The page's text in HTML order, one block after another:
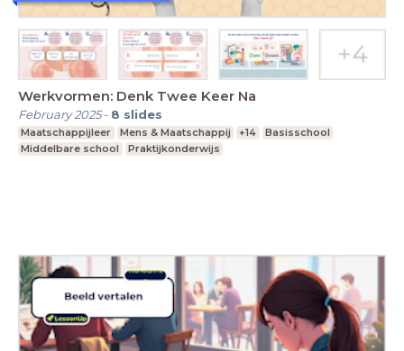
Werkvormen: Denk Twee Keer Na
February 2025- 8 slides
Maatschappijleer Mens & Maatschappij +14
Basisschool
Middelbare school
Praktijkonderwijs